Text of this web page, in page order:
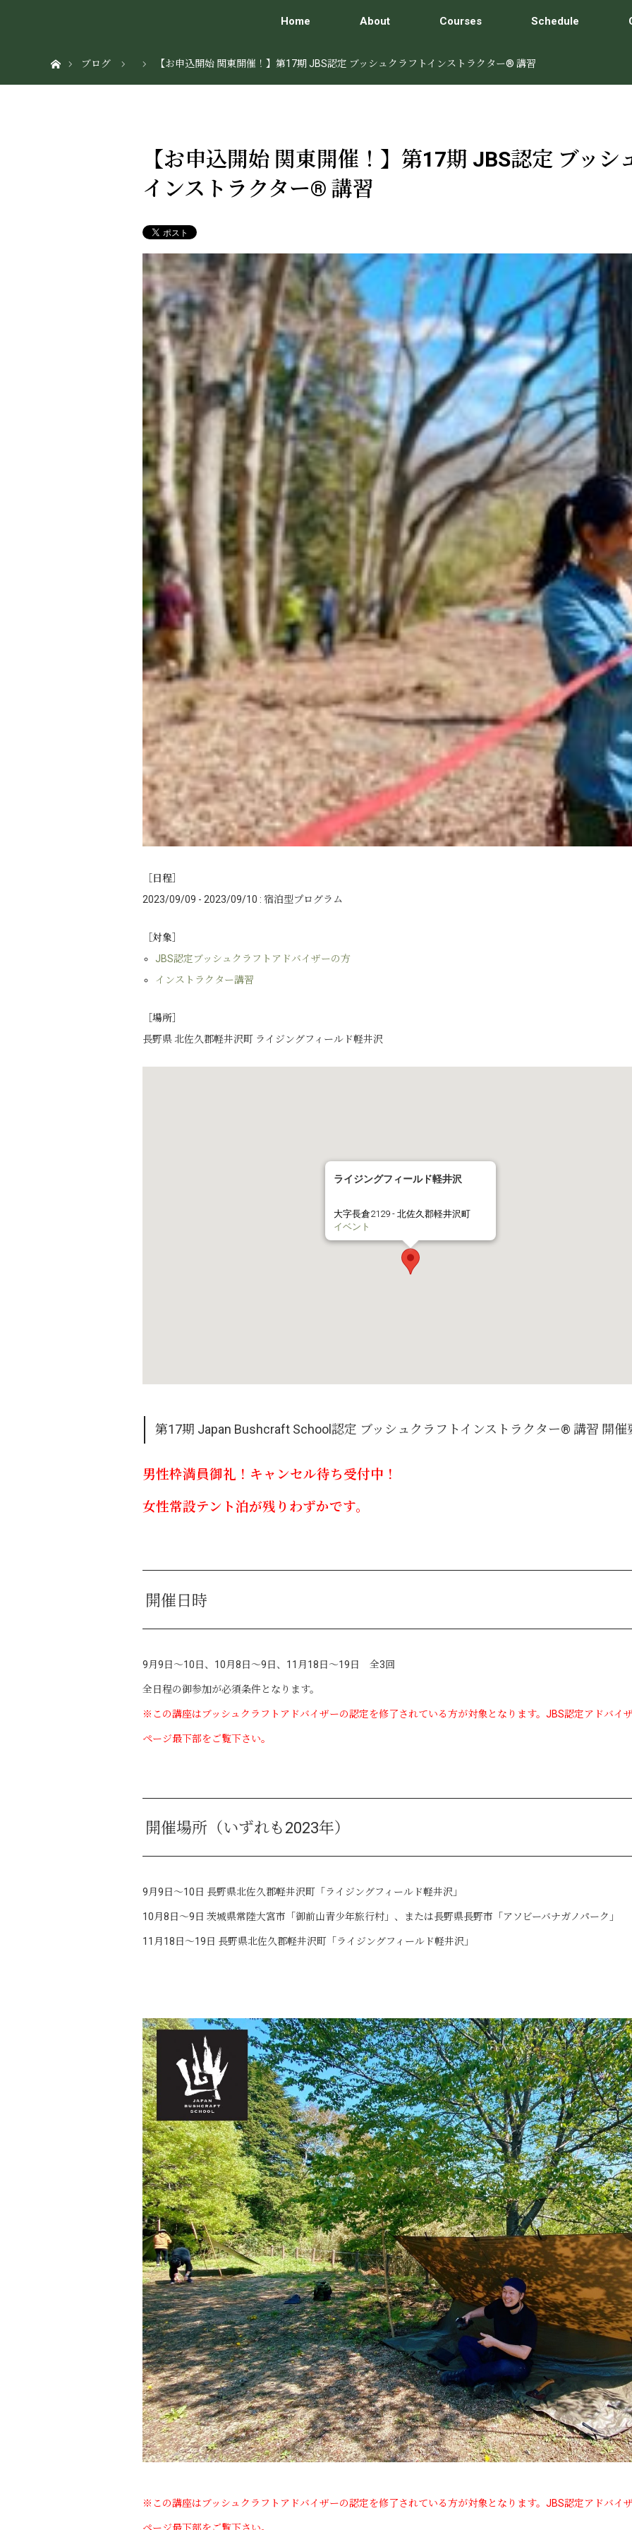
Home About Courses Schedule
ブログ
【お申込開始 関東開催！】第17期 JBS認定 ブッシュクラフトインストラクター® 講習
【お申込開始 関東開催！】第17期 JBS認定 ブッシ
インストラクター® 講習
［日程］
2023/09/09 - 2023/09/10 : 宿泊型プログラム
［対象］
JBS認定ブッシュクラフトアドバイザーの方
インストラクター講習
［場所］
長野県 北佐久郡軽井沢町 ライジングフィールド軽井沢
ライジングフィールド軽井沢
大字長倉2129 - 北佐久郡軽井沢町
イベント
第17期 Japan Bushcraft School認定 ブッシュクラフトインストラクター® 講習 開催
男性枠満員御礼！キャンセル待ち受付中！
女性常設テント泊が残りわずかです。
開催日時
9月9日～10日、10月8日～9日、11月18日～19日 全3回
全日程の御参加が必須条件となります。
※この講座はブッシュクラフトアドバイザーの認定を修了されている方が対象となります。JBS認定アドバイ
ページ最下部をご覧下さい。
開催場所（いずれも2023年）
9月9日～10日 長野県北佐久郡軽井沢町「ライジングフィールド軽井沢」
10月8日～9日 茨城県常陸大宮市「御前山青少年旅行村」、または長野県長野市「アソビーバナガノパーク」
11月18日～19日 長野県北佐久郡軽井沢町「ライジングフィールド軽井沢」
※この講座はブッシュクラフトアドバイザーの認定を修了されている方が対象となります。JBS認定アドバイ